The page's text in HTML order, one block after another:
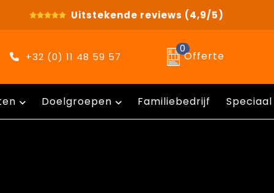
Uitstekende reviews (4,9/5)
+32 (0) 11 48 59 57
0
Offerte
Doelgroepen Familiebedrijf